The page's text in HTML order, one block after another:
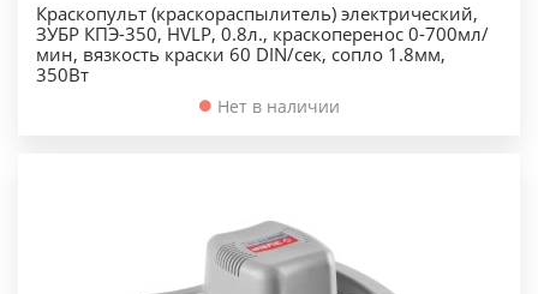
Краскопульт (краскораспылитель) электрический,
ЗУБР КПЭ-350, HVLP, 0.8л., краскоперенос 0-700мл/
мин, вязкость краски 60 DIN/сек, сопло 1.8мм,
350Вт
Нет в наличии